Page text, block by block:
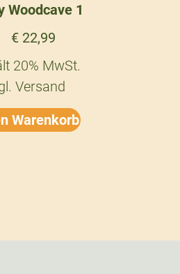
Woodcave 1
€22,99
20% MwSt.
Versand
Warenkorb